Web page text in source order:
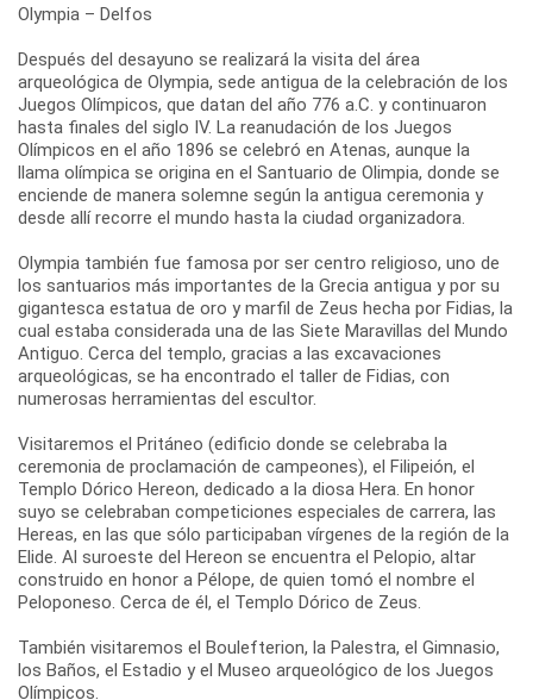
Olympia – Delfos
Después del desayuno se realizará la visita del área
arqueológica de Olympia, sede antigua de la celebración de los
Juegos Olímpicos, que datan del año 776 a.C. y continuaron
hasta finales del siglo IV. La reanudación de los Juegos
Olímpicos en el año 1896 se celebró en Atenas, aunque la
llama olímpica se origina en el Santuario de Olimpia, donde se
enciende de manera solemne según la antigua ceremonia y
desde allí recorre el mundo hasta la ciudad organizadora.
Olympia también fue famosa por ser centro religioso, uno de
los santuarios más importantes de la Grecia antigua y por su
gigantesca estatua de oro y marfil de Zeus hecha por Fidias, la
cual estaba considerada una de las Siete Maravillas del Mundo
Antiguo. Cerca del templo, gracias a las excavaciones
arqueológicas, se ha encontrado el taller de Fidias, con
numerosas herramientas del escultor.
Visitaremos el Pritáneo (edificio donde se celebraba la
ceremonia de proclamación de campeones), el Filipeión, el
Templo Dórico Hereon, dedicado a la diosa Hera. En honor
suyo se celebraban competiciones especiales de carrera, las
Hereas, en las que sólo participaban vírgenes de la región de la
Elide. Al suroeste del Hereon se encuentra el Pelopio, altar
construido en honor a Pélope, de quien tomó el nombre el
Peloponeso. Cerca de él, el Templo Dórico de Zeus.
También visitaremos el Boulefterion, la Palestra, el Gimnasio,
los Baños, el Estadio y el Museo arqueológico de los Juegos
Olímpicos.